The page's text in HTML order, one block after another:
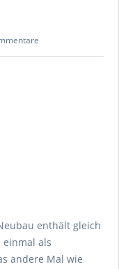
enthält gleich
einmal als
andere Mal wie